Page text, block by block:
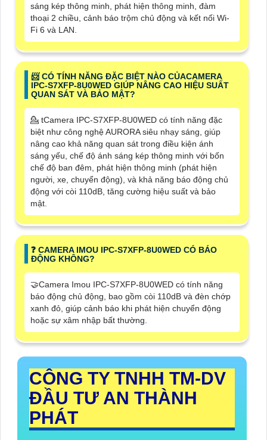
sáng kép thông minh, phát hiện thông minh, đàm
thoại 2 chiều, cảnh báo trộm chủ động và kết nối Wi-
Fi 6 và LAN.
📨 CÓ TÍNH NĂNG ĐẶC BIỆT NÀO CỦACAMERA
IPC-S7XFP-8U0WED GIÚP NÂNG CAO HIỆU SUẤT
QUAN SÁT VÀ BẢO MẬT?
💁 tCamera IPC-S7XFP-8U0WED có tính năng đặc
biệt như công nghệ AURORA siêu nhạy sáng, giúp
nâng cao khả năng quan sát trong điều kiện ánh
sáng yếu, chế độ ánh sáng kép thông minh với bốn
chế độ ban đêm, phát hiện thông minh (phát hiện
người, xe, chuyển động), và khả năng báo động chủ
động với còi 110dB, tăng cường hiệu suất và bảo
mật.
❓ CAMERA IMOU IPC-S7XFP-8U0WED CÓ BÁO
ĐỘNG KHÔNG?
🤝Camera Imou IPC-S7XFP-8U0WED có tính năng
báo động chủ động, bao gồm còi 110dB và đèn chớp
xanh đỏ, giúp cảnh báo khi phát hiện chuyển động
hoặc sự xâm nhập bất thường.
CÔNG TY TNHH TM-DV
ĐẦU TƯ AN THÀNH
PHÁT